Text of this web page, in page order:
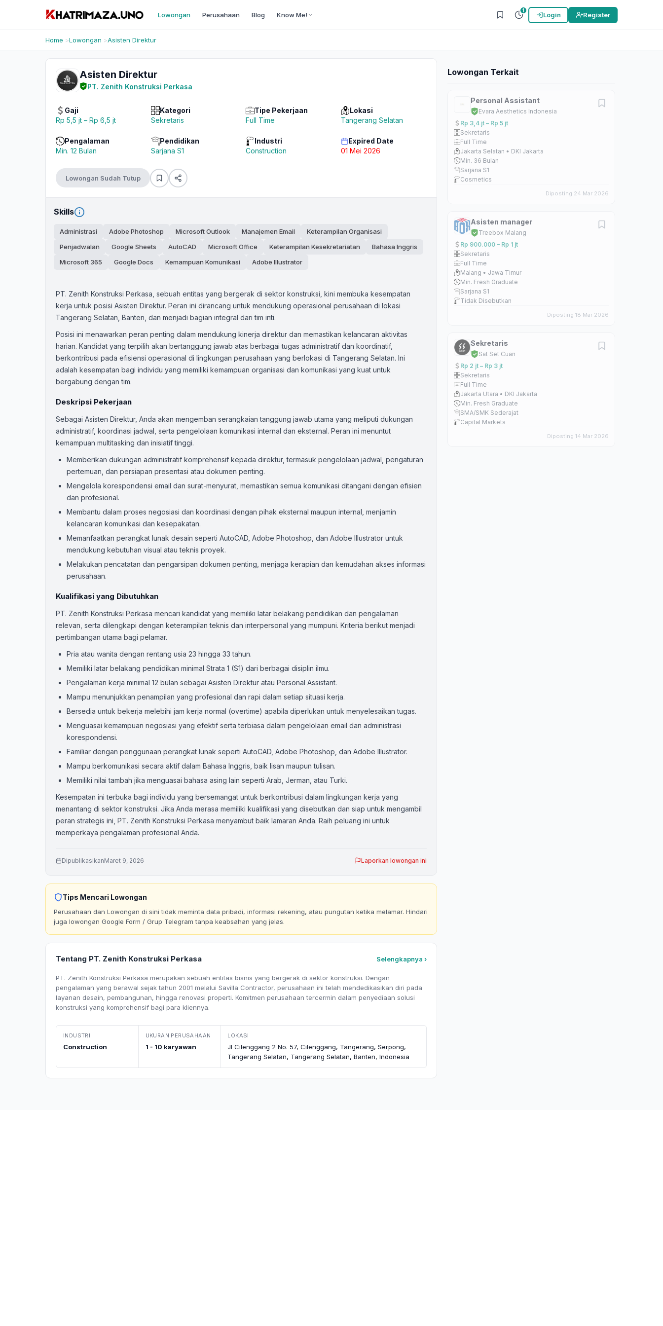
Lowongan Perusahaan Blog Know Me!
1
Login Register
Home Lowongan Asisten Direktur
Asisten Direktur
PT. Zenith Konstruksi Perkasa
Gaji
Rp 5,5 jt – Rp 6,5 jt
Kategori
Sekretaris
Tipe Pekerjaan
Full Time
Lokasi
Tangerang Selatan
Pengalaman
Min. 12 Bulan
Pendidikan
Sarjana S1
Industri
Construction
Expired Date
01 Mei 2026
Lowongan Sudah Tutup
Skills
Administrasi Adobe Photoshop Microsoft Outlook Manajemen Email
Keterampilan Organisasi
Penjadwalan
Google Sheets AutoCAD Microsoft Office Keterampilan Kesekretariatan
Bahasa Inggris
Microsoft 365
Google Docs Kemampuan Komunikasi Adobe Illustrator
PT. Zenith Konstruksi Perkasa, sebuah entitas yang bergerak di sektor konstruksi, kini membuka kesempatan
kerja untuk posisi Asisten Direktur. Peran ini dirancang untuk mendukung operasional perusahaan di lokasi
Tangerang Selatan, Banten, dan menjadi bagian integral dari tim inti.
Posisi ini menawarkan peran penting dalam mendukung kinerja direktur dan memastikan kelancaran aktivitas
harian. Kandidat yang terpilih akan bertanggung jawab atas berbagai tugas administratif dan koordinatif,
berkontribusi pada efisiensi operasional di lingkungan perusahaan yang berlokasi di Tangerang Selatan. Ini
adalah kesempatan bagi individu yang memiliki kemampuan organisasi dan komunikasi yang kuat untuk
bergabung dengan tim.
Deskripsi Pekerjaan
Sebagai Asisten Direktur, Anda akan mengemban serangkaian tanggung jawab utama yang meliputi dukungan
administratif, koordinasi jadwal, serta pengelolaan komunikasi internal dan eksternal. Peran ini menuntut
kemampuan multitasking dan inisiatif tinggi.
Memberikan dukungan administratif komprehensif kepada direktur, termasuk pengelolaan jadwal, pengaturan
pertemuan, dan persiapan presentasi atau dokumen penting.
Mengelola korespondensi email dan surat-menyurat, memastikan semua komunikasi ditangani dengan efisien
dan profesional.
Membantu dalam proses negosiasi dan koordinasi dengan pihak eksternal maupun internal, menjamin
kelancaran komunikasi dan kesepakatan.
Memanfaatkan perangkat lunak desain seperti AutoCAD, Adobe Photoshop, dan Adobe Illustrator untuk
mendukung kebutuhan visual atau teknis proyek.
Melakukan pencatatan dan pengarsipan dokumen penting, menjaga kerapian dan kemudahan akses informasi
perusahaan.
Kualifikasi yang Dibutuhkan
PT. Zenith Konstruksi Perkasa mencari kandidat yang memiliki latar belakang pendidikan dan pengalaman
relevan, serta dilengkapi dengan keterampilan teknis dan interpersonal yang mumpuni. Kriteria berikut menjadi
pertimbangan utama bagi pelamar.
Pria atau wanita dengan rentang usia 23 hingga 33 tahun.
Memiliki latar belakang pendidikan minimal Strata 1 (S1) dari berbagai disiplin ilmu.
Pengalaman kerja minimal 12 bulan sebagai Asisten Direktur atau Personal Assistant.
Mampu menunjukkan penampilan yang profesional dan rapi dalam setiap situasi kerja.
Bersedia untuk bekerja melebihi jam kerja normal (overtime) apabila diperlukan untuk menyelesaikan tugas.
Menguasai kemampuan negosiasi yang efektif serta terbiasa dalam pengelolaan email dan administrasi
korespondensi.
Familiar dengan penggunaan perangkat lunak seperti AutoCAD, Adobe Photoshop, dan Adobe Illustrator.
Mampu berkomunikasi secara aktif dalam Bahasa Inggris, baik lisan maupun tulisan.
Memiliki nilai tambah jika menguasai bahasa asing lain seperti Arab, Jerman, atau Turki.
Kesempatan ini terbuka bagi individu yang bersemangat untuk berkontribusi dalam lingkungan kerja yang
menantang di sektor konstruksi. Jika Anda merasa memiliki kualifikasi yang disebutkan dan siap untuk mengambil
peran strategis ini, PT. Zenith Konstruksi Perkasa menyambut baik lamaran Anda. Raih peluang ini untuk
memperkaya pengalaman profesional Anda.
DipublikasikanMaret 9, 2026 Laporkan lowongan ini
Tips Mencari Lowongan
Perusahaan dan Lowongan di sini tidak meminta data pribadi, informasi rekening, atau pungutan ketika melamar. Hindari
juga lowongan Google Form / Grup Telegram tanpa keabsahan yang jelas.
Tentang PT. Zenith Konstruksi Perkasa Selengkapnya ›
PT. Zenith Konstruksi Perkasa merupakan sebuah entitas bisnis yang bergerak di sektor konstruksi. Dengan
pengalaman yang berawal sejak tahun 2001 melalui Savilla Contractor, perusahaan ini telah mendedikasikan diri pada
layanan desain, pembangunan, hingga renovasi properti. Komitmen perusahaan tercermin dalam penyediaan solusi
konstruksi yang komprehensif bagi para kliennya.
INDUSTRI
Construction
UKURAN PERUSAHAAN
1 - 10 karyawan
LOKASI
Jl Cilenggang 2 No. 57, Cilenggang, Tangerang, Serpong,
Tangerang Selatan, Tangerang Selatan, Banten, Indonesia
Lowongan Terkait
Personal Assistant
Evara Aesthetics Indonesia
Rp 3,4 jt – Rp 5 jt
Sekretaris
Full Time
Jakarta Selatan • DKI Jakarta
Min. 36 Bulan
Sarjana S1
Cosmetics
Diposting 24 Mar 2026
Asisten manager
Treebox Malang
Rp 900.000 – Rp 1 jt
Sekretaris
Full Time
Malang • Jawa Timur
Min. Fresh Graduate
Sarjana S1
Tidak Disebutkan
Diposting 18 Mar 2026
Sekretaris
Sat Set Cuan
Rp 2 jt – Rp 3 jt
Sekretaris
Full Time
Jakarta Utara • DKI Jakarta
Min. Fresh Graduate
SMA/SMK Sederajat
Capital Markets
Diposting 14 Mar 2026